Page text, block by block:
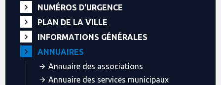
NUMÉROS D'URGENCE
PLAN DE LA VILLE
INFORMATIONS GÉNÉRALES
ANNUAIRES
Annuaire des associations
Annuaire des services municipaux